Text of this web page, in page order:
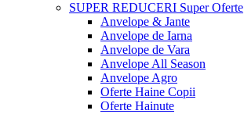
SUPER REDUCERI Super Oferte
Anvelope & Jante
Anvelope de Iarna
Anvelope de Vara
Anvelope All Season
Anvelope Agro
Oferte Haine Copii
Oferte Hainute